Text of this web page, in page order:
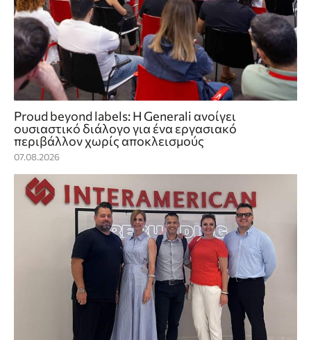
Proud beyond labels: Η Generali ανοίγει
ουσιαστικό διάλογο για ένα εργασιακό
περιβάλλον χωρίς αποκλεισμούς
07.08.2026